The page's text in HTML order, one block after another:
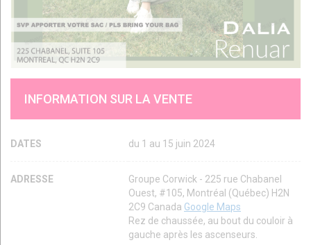
INFORMATION SUR LA VENTE
DATES du 1 au 15 juin 2024
ADRESSE
Groupe Corwick - 225 rue Chabanel
Ouest, #105, Montréal (Québec) H2N
2C9 Canada Google Maps
Rez de chaussée, au bout du couloir à
gauche après les ascenseurs.